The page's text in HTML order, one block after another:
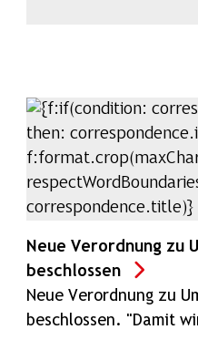
Neue Verordnung zu
beschlossen
Neue Verordnung zu
beschlossen. "Damit